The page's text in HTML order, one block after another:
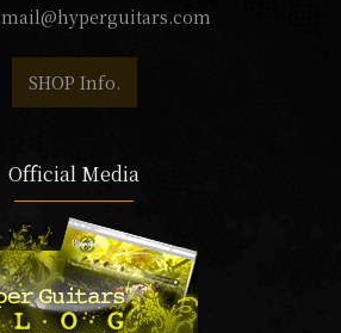
mail@hyperguitars.com
SHOP Info.
Official Media